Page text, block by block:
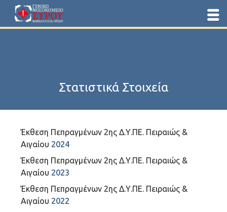
Στατιστικά Στοιχεία
Έκθεση Πεπραγμένων 2ης Δ.Υ.ΠΕ. Πειραιώς &
Αιγαίου 2024
Έκθεση Πεπραγμένων 2ης Δ.Υ.ΠΕ. Πειραιώς &
Αιγαίου 2023
Έκθεση Πεπραγμένων 2ης Δ.Υ.ΠΕ. Πειραιώς &
Αιγαίου 2022